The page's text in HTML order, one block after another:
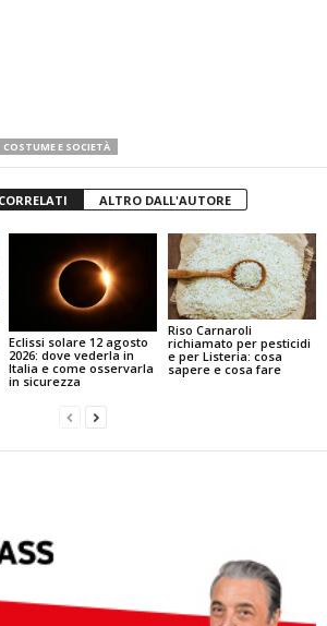
COSTUME E SOCIETÀ
ALTRO DALL'AUTORE
Eclissi solare 12 agosto
2026: dove vederla in
Italia e come osservarla
in sicurezza
Riso Carnaroli
richiamato per pesticidi
e per Listeria: cosa
sapere e cosa fare